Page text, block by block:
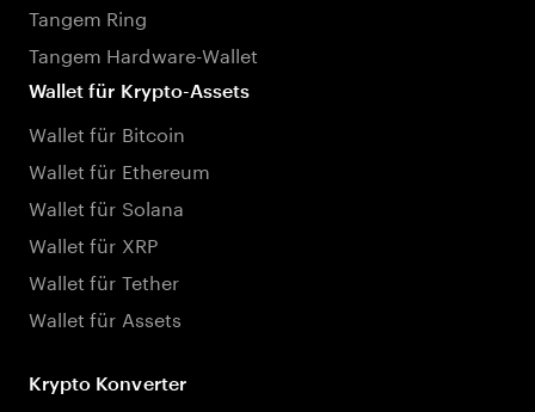
Tangem Ring
Tangem Hardware-Wallet
Wallet für Krypto-Assets
Wallet für Bitcoin
Wallet für Ethereum
Wallet für Solana
Wallet für XRP
Wallet für Tether
Wallet für Assets
Krypto Konverter